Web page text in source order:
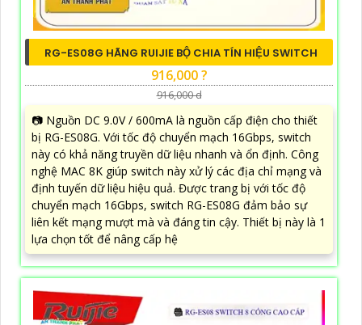
RG-ES08G HÃNG RUIJIE BỘ CHIA TÍN HIỆU SWITCH
916,000 ?
916,000 d
📷 Nguồn DC 9.0V / 600mA là nguồn cấp điện cho thiết
bị RG-ES08G. Với tốc độ chuyển mạch 16Gbps, switch
này có khả năng truyền dữ liệu nhanh và ổn định. Công
nghệ MAC 8K giúp switch này xử lý các địa chỉ mạng và
định tuyến dữ liệu hiệu quả. Được trang bị với tốc độ
chuyển mạch 16Gbps, switch RG-ES08G đảm bảo sự
liên kết mạng mượt mà và đáng tin cậy. Thiết bị này là 1
lựa chọn tốt để nâng cấp hệ